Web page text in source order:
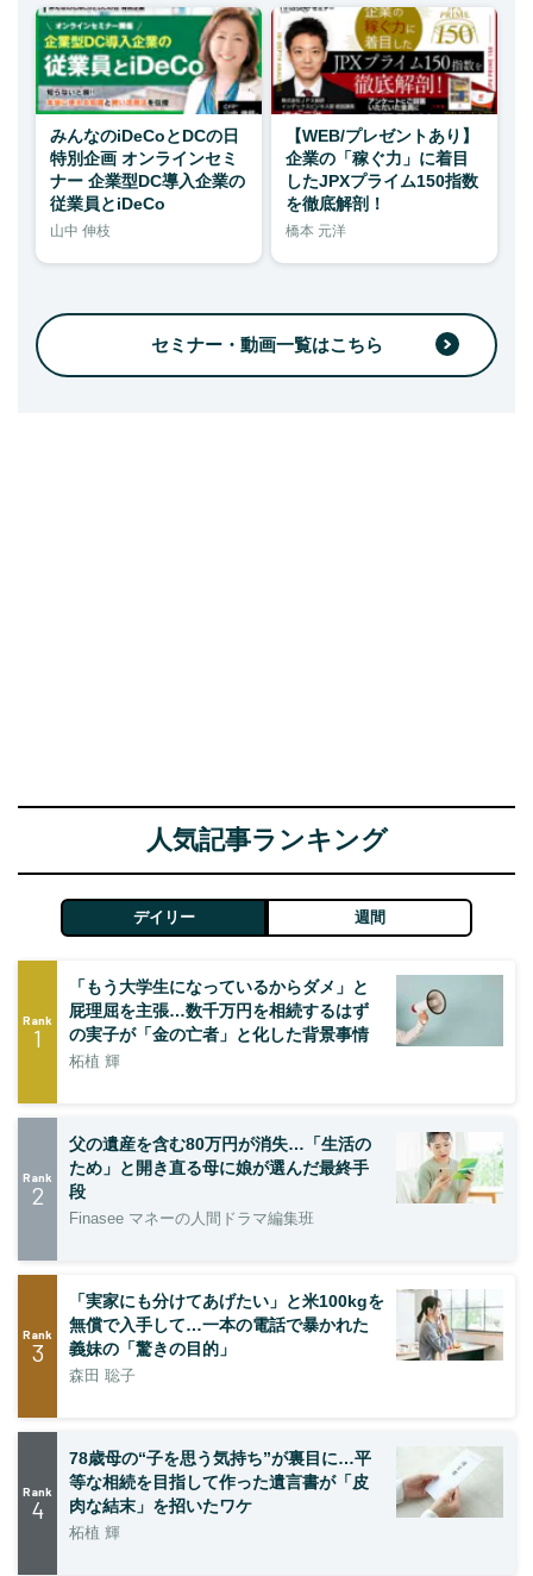
みんなのiDeCoとDCの日
特別企画 オンラインセミ
ナー 企業型DC導入企業の
従業員とiDeCo
山中 伸枝
【WEB/プレゼントあり】
企業の「稼ぐ力」に着目
したJPXプライム150指数
を徹底解剖！
橋本 元洋
セミナー・動画一覧はこちら
人気記事ランキング
デイリー 週間
Rank
1
「もう大学生になっているからダメ」と
屁理屈を主張…数千万円を相続するはず
の実子が「金の亡者」と化した背景事情
柘植 輝
Rank
2
父の遺産を含む80万円が消失…「生活の
ため」と開き直る母に娘が選んだ最終手
段
Finasee マネーの人間ドラマ編集班
Rank
3
「実家にも分けてあげたい」と米100kgを
無償で入手して…一本の電話で暴かれた
義妹の「驚きの目的」
森田 聡子
Rank
4
78歳母の“子を思う気持ち”が裏目に…平
等な相続を目指して作った遺言書が「皮
肉な結末」を招いたワケ
柘植 輝